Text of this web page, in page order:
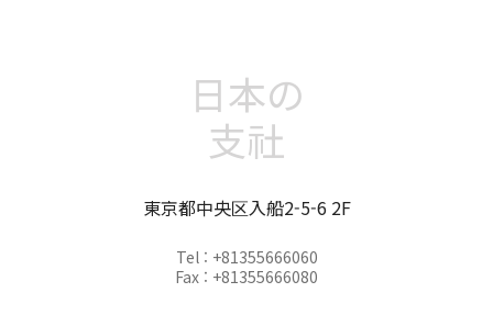
日本の
支社
東京都中央区入船2-5-6 2F
Tel : +81355666060
Fax : +81355666080